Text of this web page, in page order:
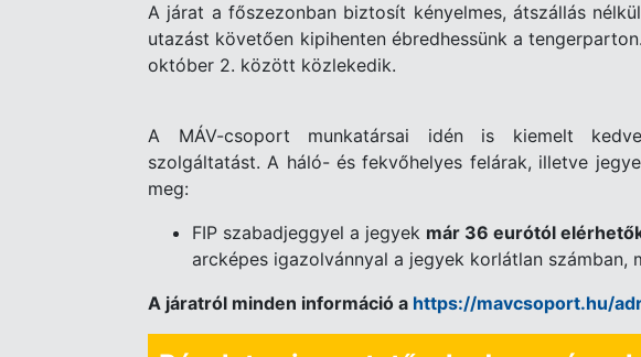
A járat a főszezonban biztosít kényelmes, átszállás
utazást követően kipihenten ébredhessünk a
október 2. között közlekedik.
A MÁV-csoport munkatársai idén is kiemelt
szolgáltatást. A háló- és fekvőhelyes felárak, illetve
meg:
FIP szabadjeggyel a jegyek már 36 eurótól
arcképes igazolvánnyal a jegyek korlátlan számban,
A járatról minden információ a https://mavcsoport.hu/